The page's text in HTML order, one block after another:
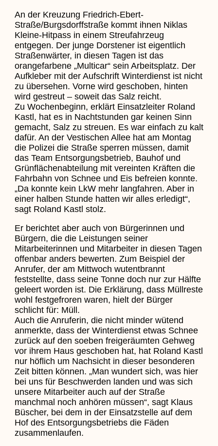
An der Kreuzung Friedrich-Ebert-
Straße/Burgsdorffstraße kommt ihnen Niklas
Kleine-Hitpass in einem Streufahrzeug
entgegen. Der junge Dorstener ist eigentlich
Straßenwärter, in diesen Tagen ist das
orangefarbene „Multicar“ sein Arbeitsplatz. Der
Aufkleber mit der Aufschrift Winterdienst ist nicht
zu übersehen. Vorne wird geschoben, hinten
wird gestreut – soweit das Salz reicht.
Zu Wochenbeginn, erklärt Einsatzleiter Roland
Kastl, hat es in Nachtstunden gar keinen Sinn
gemacht, Salz zu streuen. Es war einfach zu kalt
dafür. An der Vestischen Allee hat am Montag
die Polizei die Straße sperren müssen, damit
das Team Entsorgungsbetrieb, Bauhof und
Grünflächenabteilung mit vereinten Kräften die
Fahrbahn von Schnee und Eis befreien konnte.
„Da konnte kein LkW mehr langfahren. Aber in
einer halben Stunde hatten wir alles erledigt“,
sagt Roland Kastl stolz.
Er berichtet aber auch von Bürgerinnen und
Bürgern, die die Leistungen seiner
Mitarbeiterinnen und Mitarbeiter in diesen Tagen
offenbar anders bewerten. Zum Beispiel der
Anrufer, der am Mittwoch wutentbrannt
feststellte, dass seine Tonne doch nur zur Hälfte
geleert worden ist. Die Erklärung, dass Müllreste
wohl festgefroren waren, hielt der Bürger
schlicht für: Müll.
Auch die Anruferin, die nicht minder wütend
anmerkte, dass der Winterdienst etwas Schnee
zurück auf den soeben freigeräumten Gehweg
vor ihrem Haus geschoben hat, hat Roland Kastl
nur höflich um Nachsicht in dieser besonderen
Zeit bitten können. „Man wundert sich, was hier
bei uns für Beschwerden landen und was sich
unsere Mitarbeiter auch auf der Straße
manchmal noch anhören müssen“, sagt Klaus
Büscher, bei dem in der Einsatzstelle auf dem
Hof des Entsorgungsbetriebs die Fäden
zusammenlaufen.